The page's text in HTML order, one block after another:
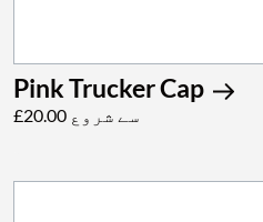
Pink Trucker Cap
£20.00 سے شروع